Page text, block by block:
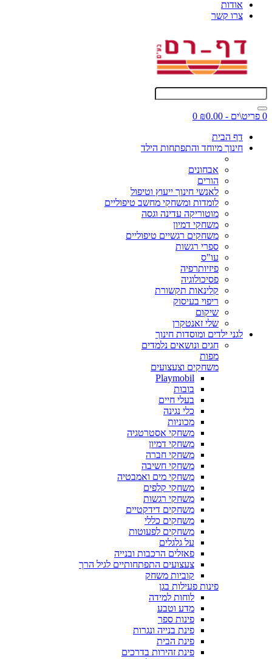
אודות
צרו קשר
0 פריט\ים - ₪0.00
0
דף הבית
חינוך מיוחד והתפתחות הילד
אבחונים
הורים
לאנשי חינוך ייעוץ וטיפול
לומדות ומשחקי מחשב טיפוליים
מוטוריקה עדינה וגסה
משחקי דמיון
משחקים רגשיים טיפוליים
ספרי רגשות
עו"ס
פיזיותרפיה
פסיכולוגיה
קלינאות תקשורת
ריפוי בעיסוק
שיקום
שלי זאנטקרן
לגני ילדים ומוסדות חינוך
חגים ונושאים נלמדים
מפות
משחקים וצעצועים
Playmobil
בובות
בעלי חיים
כלי נגינה
מכוניות
משחקי אסטרטגיה
משחקי דמיון
משחקי חברה
משחקי חשיבה
משחקי מים ואמבטיה
משחקי קלפים
משחקי רגשות
משחקים דידקטיים
משחקים כללי
משחקים לפעוטות
על גלגלים
פאזלים הרכבות ובנייה
צעצועים התפתחותיים לגיל הרך
קוביות משחק
פינות פעילות בגן
לוחות למידה
מדע וטבע
פינות ספר
פינת בנייה ונגרות
פינת הבית
פינת זהירות בדרכים